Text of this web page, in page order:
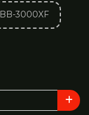
BB-3000XF